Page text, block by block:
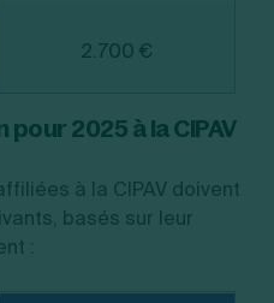
2.700 €
2025 à la CIPAV
à la CIPAV doivent
basés sur leur
: